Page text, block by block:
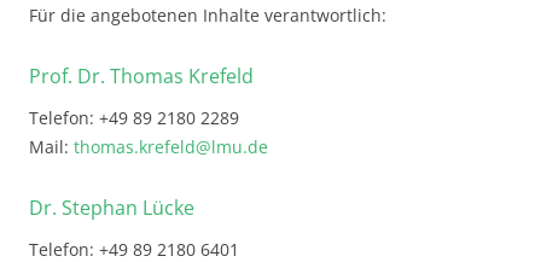
Für die angebotenen Inhalte verantwortlich:
Prof. Dr. Thomas Krefeld
Telefon: +49 89 2180 2289
Mail: thomas.krefeld@lmu.de
Dr. Stephan Lücke
Telefon: +49 89 2180 6401